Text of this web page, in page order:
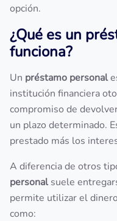
opción.
¿Qué es un
funciona?
Un préstamo personal
institución financiera
compromiso de
un plazo determinado.
prestado más los
A diferencia de otros
personalsuele
permite utilizar el
como: